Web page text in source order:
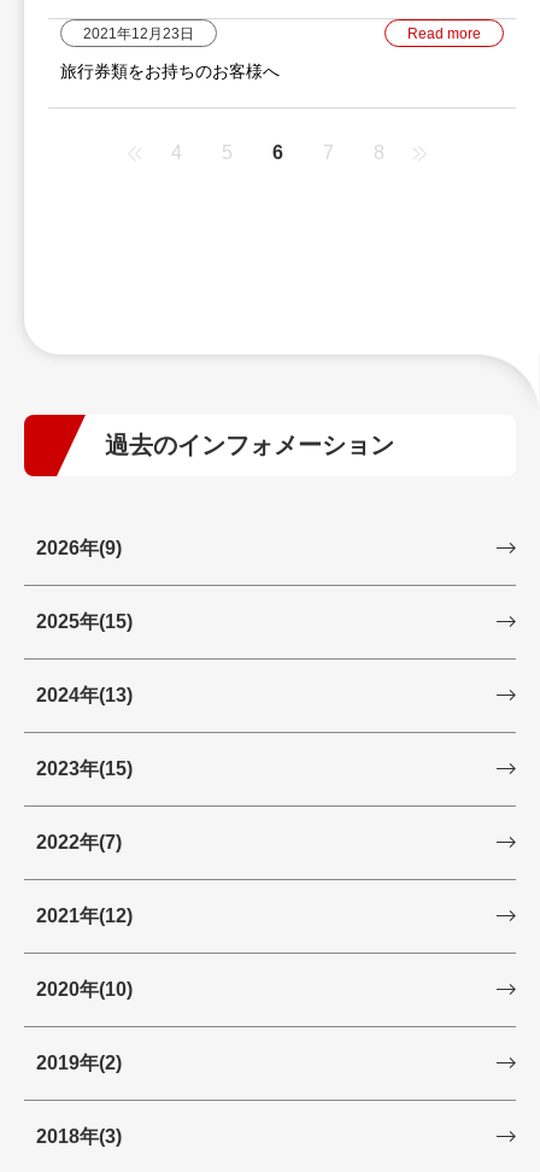
2021年12月23日 Read more
旅行券類をお持ちのお客様へ
4 5 6 7 8
過去のインフォメーション
2026年(9)
2025年(15)
2024年(13)
2023年(15)
2022年(7)
2021年(12)
2020年(10)
2019年(2)
2018年(3)